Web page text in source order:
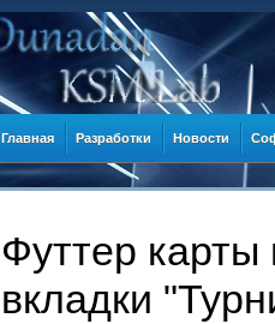
Главная Разработки Новости
Футтер
вкладки